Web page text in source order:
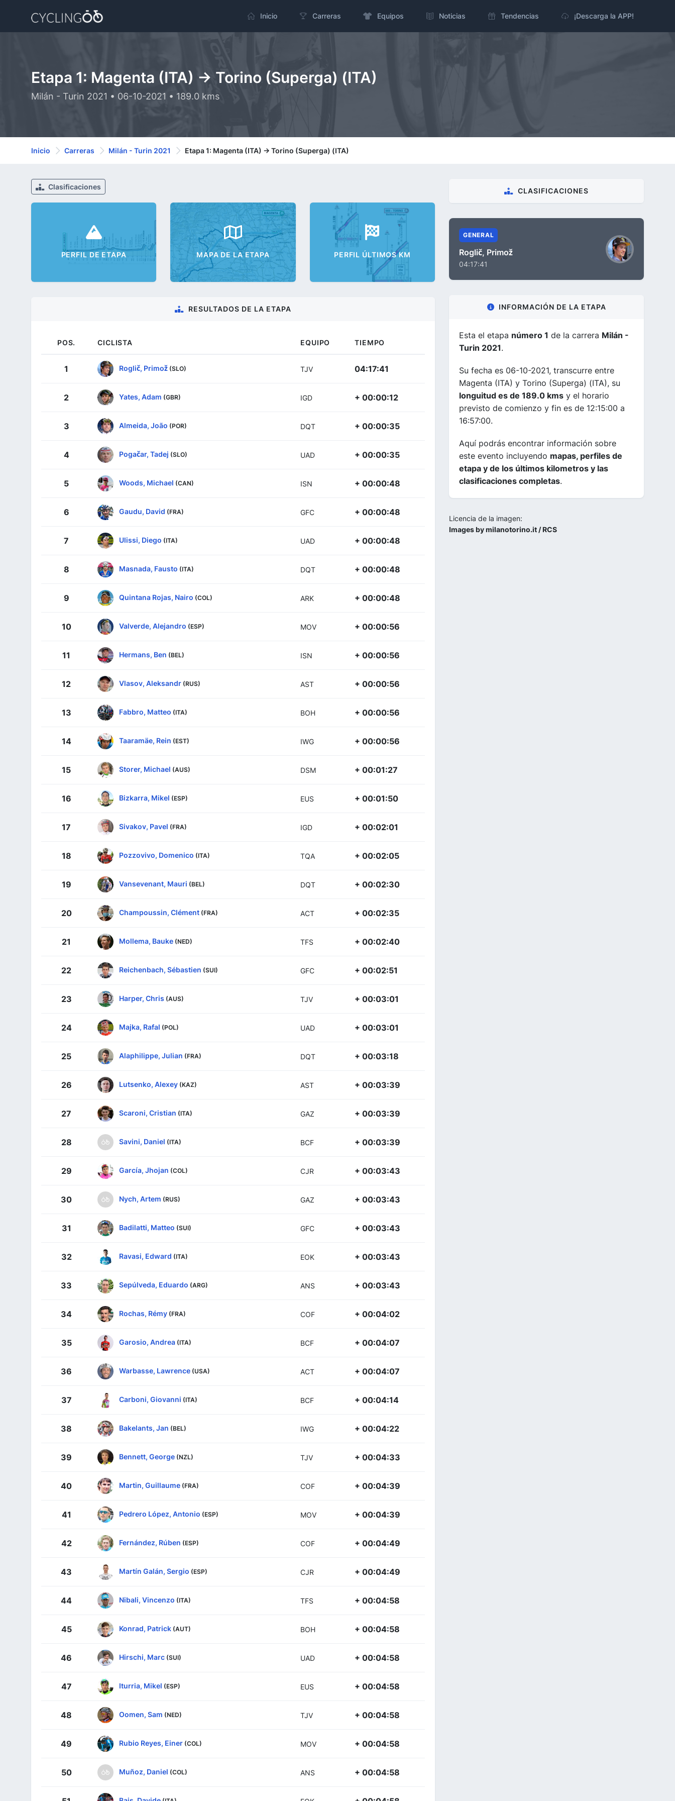
Inicio Carreras Equipos Noticias Tendencias ¡Descarga la APP!
Etapa 1: Magenta (ITA) -> Torino (Superga) (ITA)
Milán - Turin 2021 • 06-10-2021 • 189.0 kms
Inicio Carreras Milán - Turin 2021 Etapa 1: Magenta (ITA) -> Torino (Superga) (ITA)
Clasificaciones
PERFIL DE ETAPA MAPA DE LA ETAPA PERFIL ÚLTIMOS KM
RESULTADOS DE LA ETAPA
POS. CICLISTA EQUIPO TIEMPO
1 Roglič, Primož (SLO) TJV 04:17:41
2 Yates, Adam (GBR) IGD + 00:00:12
3 Almeida, João (POR) DQT + 00:00:35
4 Pogačar, Tadej (SLO) UAD + 00:00:35
5 Woods, Michael (CAN) ISN + 00:00:48
6 Gaudu, David (FRA) GFC + 00:00:48
7 Ulissi, Diego (ITA) UAD + 00:00:48
8 Masnada, Fausto (ITA) DQT + 00:00:48
9 Quintana Rojas, Nairo (COL) ARK + 00:00:48
10 Valverde, Alejandro (ESP) MOV + 00:00:56
11 Hermans, Ben (BEL) ISN + 00:00:56
12 Vlasov, Aleksandr (RUS) AST + 00:00:56
13 Fabbro, Matteo (ITA) BOH + 00:00:56
14 Taaramäe, Rein (EST) IWG + 00:00:56
15 Storer, Michael (AUS) DSM + 00:01:27
16 Bizkarra, Mikel (ESP) EUS + 00:01:50
17 Sivakov, Pavel (FRA) IGD + 00:02:01
18 Pozzovivo, Domenico (ITA) TQA + 00:02:05
19 Vansevenant, Mauri (BEL) DQT + 00:02:30
20 Champoussin, Clément (FRA) ACT + 00:02:35
21 Mollema, Bauke (NED) TFS + 00:02:40
22 Reichenbach, Sébastien (SUI) GFC + 00:02:51
23 Harper, Chris (AUS) TJV + 00:03:01
24 Majka, Rafal (POL) UAD + 00:03:01
25 Alaphilippe, Julian (FRA) DQT + 00:03:18
26 Lutsenko, Alexey (KAZ) AST + 00:03:39
27 Scaroni, Cristian (ITA) GAZ + 00:03:39
28 Savini, Daniel (ITA) BCF + 00:03:39
29 García, Jhojan (COL) CJR + 00:03:43
30 Nych, Artem (RUS) GAZ + 00:03:43
31 Badilatti, Matteo (SUI) GFC + 00:03:43
32 Ravasi, Edward (ITA) EOK + 00:03:43
33 Sepúlveda, Eduardo (ARG) ANS + 00:03:43
34 Rochas, Rémy (FRA) COF + 00:04:02
35 Garosio, Andrea (ITA) BCF + 00:04:07
36 Warbasse, Lawrence (USA) ACT + 00:04:07
37 Carboni, Giovanni (ITA) BCF + 00:04:14
38 Bakelants, Jan (BEL) IWG + 00:04:22
39 Bennett, George (NZL) TJV + 00:04:33
40 Martin, Guillaume (FRA) COF + 00:04:39
41 Pedrero López, Antonio (ESP) MOV + 00:04:39
42 Fernández, Rúben (ESP) COF + 00:04:49
43 Martín Galán, Sergio (ESP) CJR + 00:04:49
44 Nibali, Vincenzo (ITA) TFS + 00:04:58
45 Konrad, Patrick (AUT) BOH + 00:04:58
46 Hirschi, Marc (SUI) UAD + 00:04:58
47 Iturria, Mikel (ESP) EUS + 00:04:58
48 Oomen, Sam (NED) TJV + 00:04:58
49 Rubio Reyes, Einer (COL) MOV + 00:04:58
50 Muñoz, Daniel (COL) ANS + 00:04:58
CLASIFICACIONES
GENERAL
Roglič, Primož
04:17:41
INFORMACIÓN DE LA ETAPA
Esta el etapa número 1 de la carrera Milán -
Turin 2021.
Su fecha es 06-10-2021, transcurre entre
Magenta (ITA) y Torino (Superga) (ITA), su
longuitud es de 189.0 kms y el horario
previsto de comienzo y fin es de 12:15:00 a
16:57:00.
Aquí podrás encontrar información sobre
este evento incluyendo mapas, perfiles de
etapa y de los últimos kilometros y las
clasificaciones completas.
Licencia de la imagen:
Images by milanotorino.it / RCS